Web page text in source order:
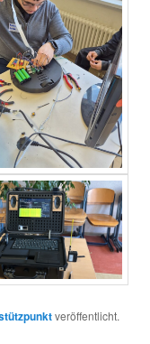
veröffentlicht.